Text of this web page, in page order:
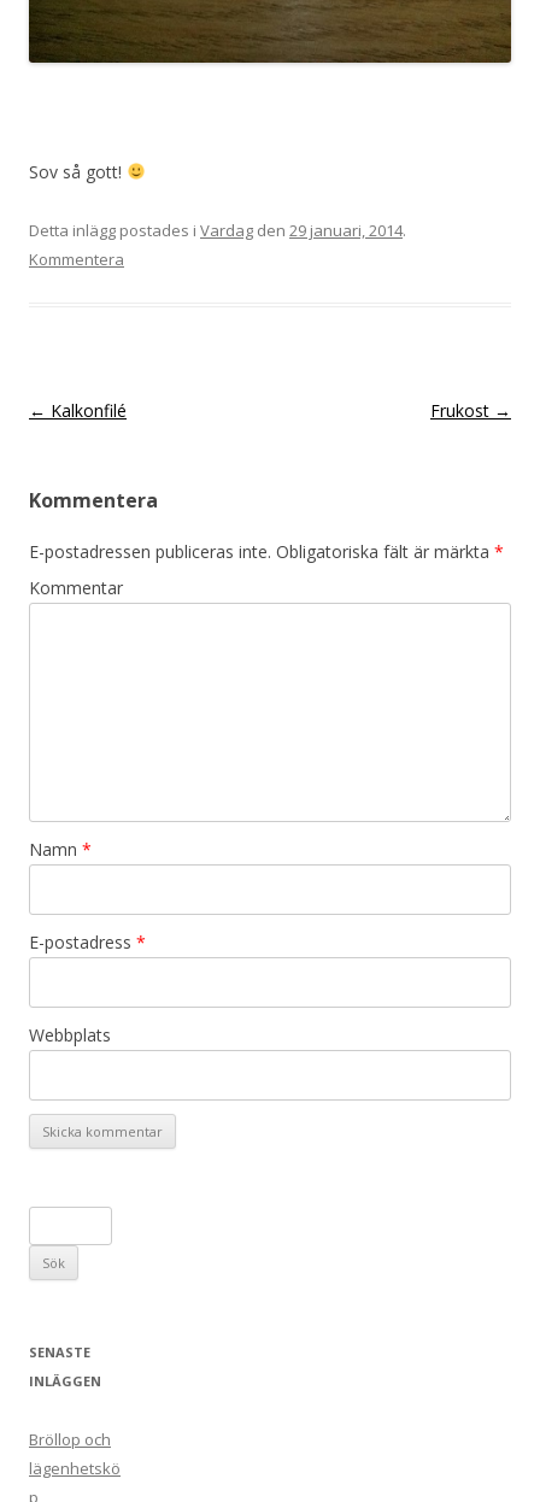
Sov så gott!
Detta inlägg postades i Vardag den 29 januari, 2014.
Kommentera
Inläggsnavigering
← Kalkonfilé Frukost →
Kommentera
E-postadressen publiceras inte. Obligatoriska fält är märkta *
Kommentar
Namn *
E-postadress *
Webbplats
ö
k
:
SENASTE
INLÄGGEN
Bröllop och
lägenhetskö
p